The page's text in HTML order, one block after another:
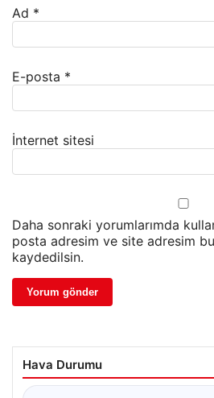
Ad *
E-posta *
İnternet sitesi
Daha sonraki yorumlarımda
posta adresim ve site adresim bu
kaydedilsin.
Hava Durumu